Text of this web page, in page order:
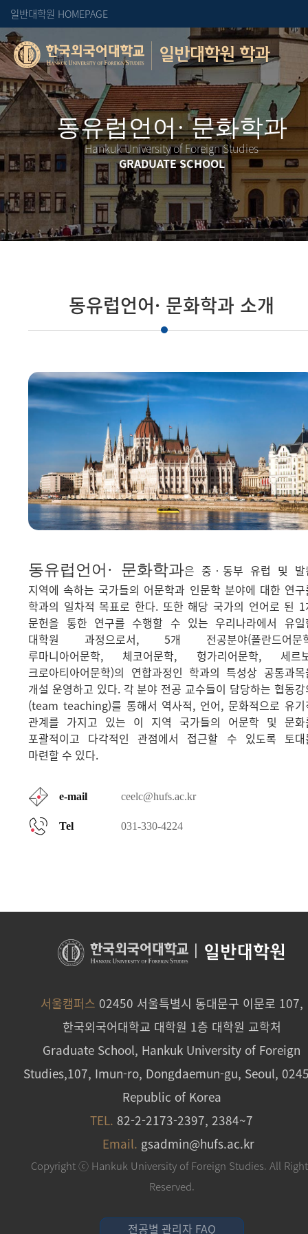
일반대학원 HOMEPAGE
일반대학원 학과
Hankuk University of Foreign Studies
GRADUATE SCHOOL
동유럽언어· 문화학과 소개
동유럽언어· 문화학과은 중‧동부 유럽 및 발
지역에 속하는 국가들의 어문학과 인문학 분야에 대한 연구
학과의 일차적 목표로 한다. 또한 해당 국가의 언어로 된 1
문헌을 통한 연구를 수행할 수 있는 우리나라에서 유일
대학원 과정으로서, 5개 전공분야(폴란드어문
루마니아어문학, 체코어문학, 헝가리어문학, 세르
크로아티아어문학)의 연합과정인 학과의 특성상 공통과목
개설 운영하고 있다. 각 분야 전공 교수들이 담당하는 협동강
(team teaching)를 통해서 역사적, 언어, 문화적으로 유기
관계를 가지고 있는 이 지역 국가들의 어문학 및 문화
포괄적이고 다각적인 관점에서 접근할 수 있도록 토대
마련할 수 있다.
e-mail ceelc@hufs.ac.kr
Tel 031-330-4224
일반대학원
서울캠퍼스 02450 서울특별시 동대문구 이문로 107,
한국외국어대학교 대학원 1층 대학원 교학처
Graduate School, Hankuk University of Foreign
Studies,107, Imun-ro, Dongdaemun-gu, Seoul,
Republic of Korea
TEL. 82-2-2173-2397, 2384~7
Email. gsadmin@hufs.ac.kr
Copyright ⓒ Hankuk University of Foreign Studies. All
Reserved.
전공별 관리자 FAQ